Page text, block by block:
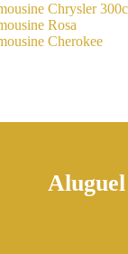
Chrysler 300c
Rosa
Cherokee